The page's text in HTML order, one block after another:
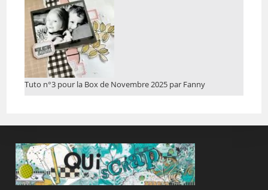
Tuto n°3 pour la Box de Novembre 2025 par Fanny